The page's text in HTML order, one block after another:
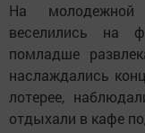
На
веселились на
помладше
наслаждались
лотерее,
отдыхали в кафе